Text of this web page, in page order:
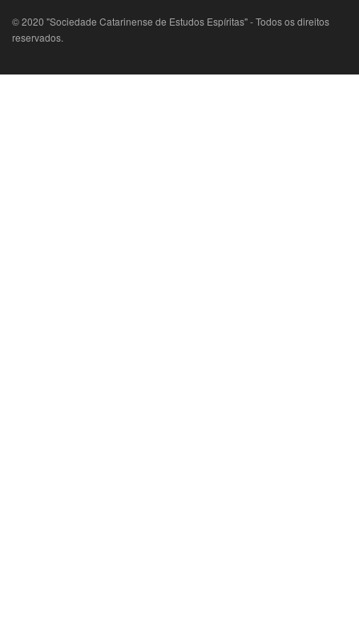
© 2020 "Sociedade Catarinense de Estudos Espíritas" - Todos os direitos
reservados.